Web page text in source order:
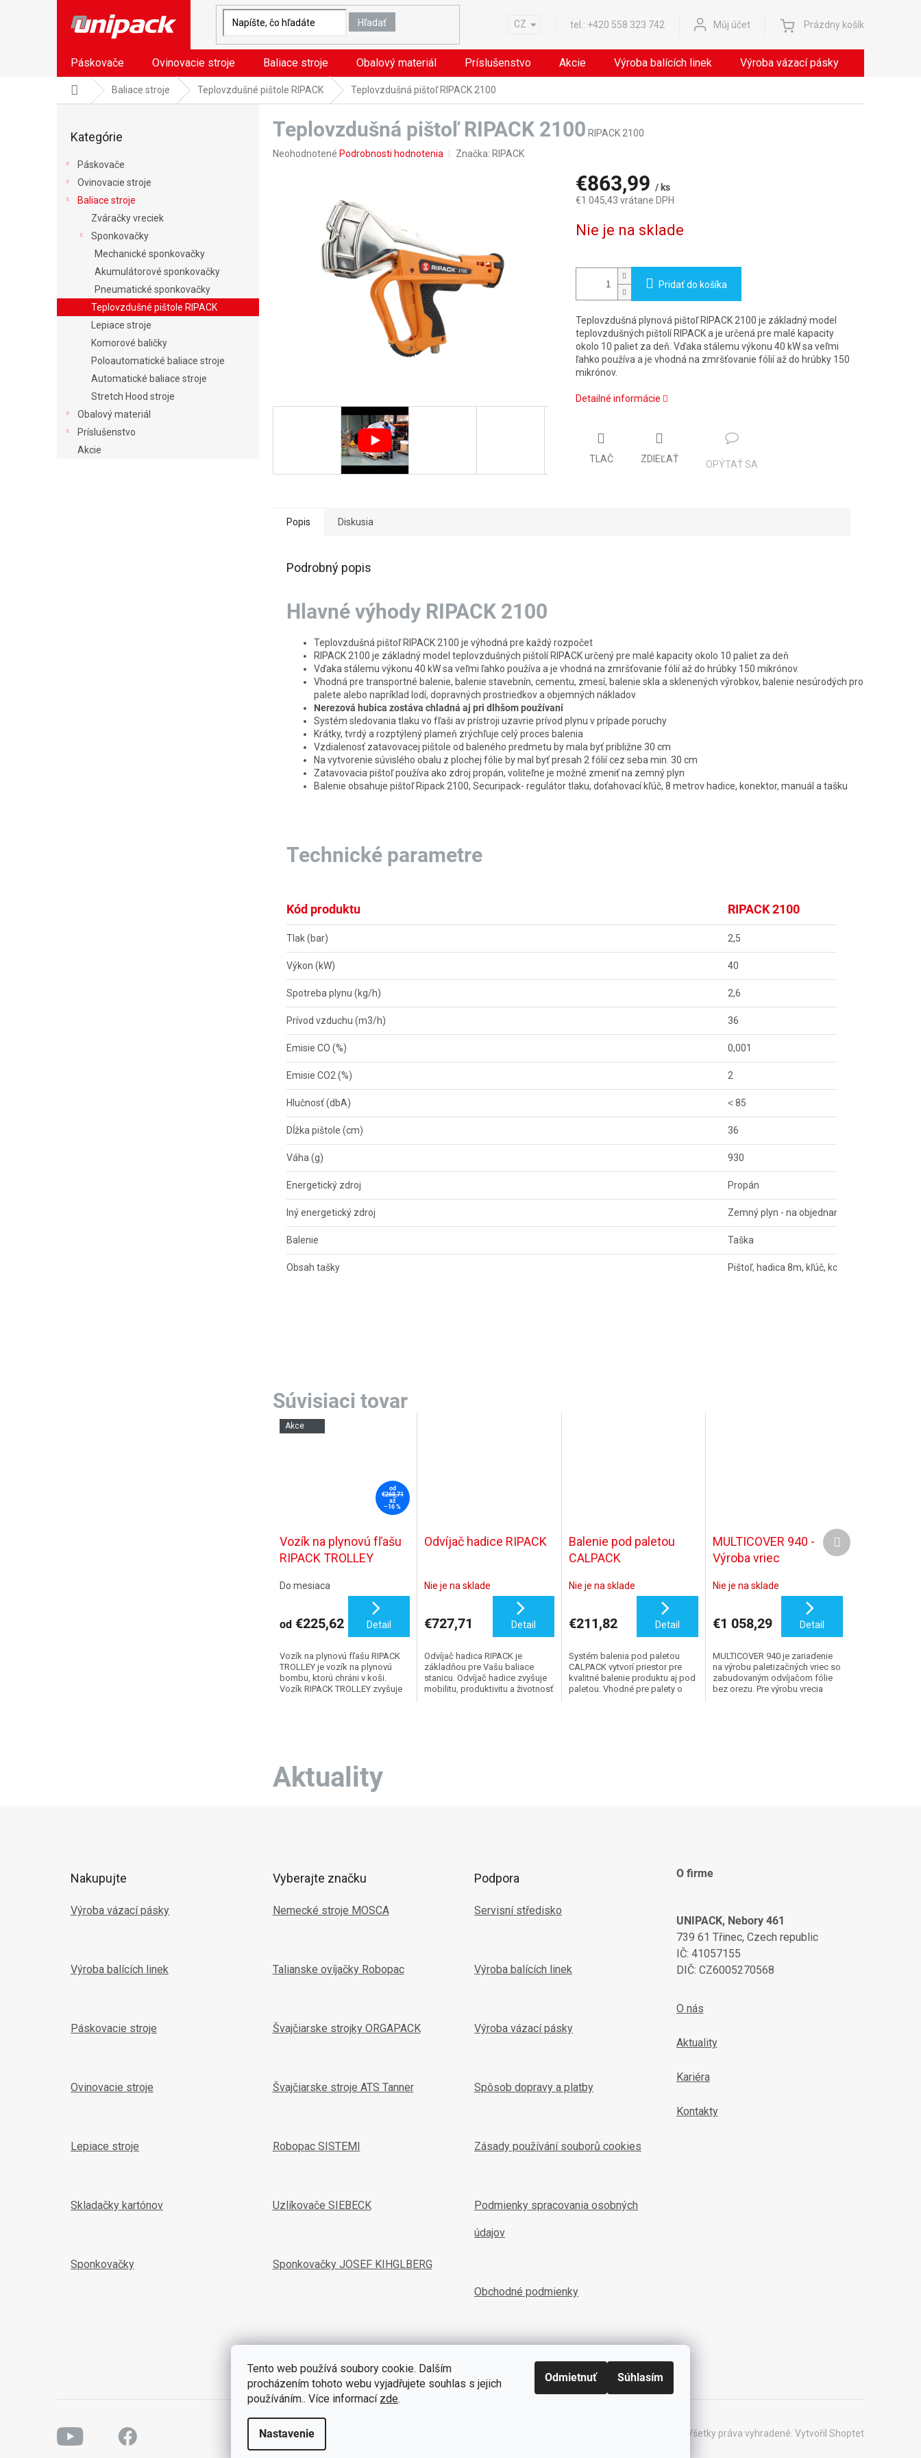
Tento web používá soubory cookie. Dalším
procházením tohoto webu vyjadřujete souhlas s jejich
používáním.. Více informací zde.
Nastavenie
Odmietnuť Súhlasím
Hľadať CZ tel.: +420 558 323 742 Můj účet
Nákupný
Prázdny košík
Páskovače Ovinovacie stroje Baliace stroje Obalový materiál Príslušenstvo Akcie Výroba balících linek Výroba vázací pásky
DomovBaliace stroje Teplovzdušné pištole RIPACK Teplovzdušná pištoľ RIPACK 2100
kategórie
Kategórie
Páskovače
Ovinovacie stroje
Baliace stroje
Zváračky vreciek
Sponkovačky
Mechanické sponkovačky
Akumulátorové sponkovačky
Pneumatické sponkovačky
Teplovzdušné pištole RIPACK
Lepiace stroje
Komorové baličky
Poloautomatické baliace stroje
Automatické baliace stroje
Stretch Hood stroje
Obalový materiál
Príslušenstvo
Akcie
Teplovzdušná pištoľ RIPACK 2100 RIPACK 2100
Priemerné
Neohodnotené Podrobnosti hodnotenia Značka: RIPACK
€863,99 / ks
€1 045,43 vrátane DPH
cena:
Nie je na sklade
Pridať do košíka
Teplovzdušná plynová pištoľ RIPACK 2100 je základný model
teplovzdušných pištolí RIPACK a je určená pre malé kapacity
okolo 10 paliet za deň. Vďaka stálemu výkonu 40 kW sa veľmi
ľahko používa a je vhodná na zmršťovanie fólií až do hrúbky 150
mikrónov.
Detailné informácie
TLAČ ZDIEĽAŤ
OPÝTAŤ SA
Akce
od
€268,71
až
–16 %
Vozík na plynovú fľašu
RIPACK TROLLEY
Do mesiaca
od €225,62 Detail
Vozík na plynovú fľašu RIPACK
TROLLEY je vozík na plynovú
bombu, ktorú chráni v koši.
Vozík RIPACK TROLLEY zvyšuje
Odvíjač hadice RIPACK
Nie je na sklade
€727,71 Detail
Odvíjač hadica RIPACK je
základňou pre Vašu baliace
stanicu. Odvíjač hadice zvyšuje
mobilitu, produktivitu a životnosť
Balenie pod paletou
CALPACK
Nie je na sklade
€211,82 Detail
Systém balenia pod paletou
CALPACK vytvorí priestor pre
kvalitné balenie produktu aj pod
paletou. Vhodné pre palety o
MULTICOVER 940 -
Výroba vriec
Nie je na sklade
€1 058,29 Detail
MULTICOVER 940 je zariadenie
na výrobu paletizačných vriec so
zabudovaným odvíjačom fólie
bez orezu. Pre výrobu vrecia
Ďalší
produkt
Popis Diskusia
Podrobný popis
Hlavné výhody RIPACK 2100
Teplovzdušná pištoľ RIPACK 2100 je výhodná pre každý rozpočet
RIPACK 2100 je základný model teplovzdušných pištolí RIPACK určený pre malé kapacity okolo 10 paliet za deň
Vďaka stálemu výkonu 40 kW sa veľmi ľahko používa a je vhodná na zmršťovanie fólií až do hrúbky 150 mikrónov.
Vhodná pre transportné balenie, balenie stavebnín, cementu, zmesí, balenie skla a sklenených výrobkov, balenie nesúrodých produktov na
palete alebo napríklad lodí, dopravných prostriedkov a objemných nákladov
Nerezová hubica zostáva chladná aj pri dlhšom používaní
Systém sledovania tlaku vo fľaši av prístroji uzavrie prívod plynu v prípade poruchy
Krátky, tvrdý a rozptýlený plameň zrýchľuje celý proces balenia
Vzdialenosť zatavovacej pištole od baleného predmetu by mala byť približne 30 cm
Na vytvorenie súvislého obalu z plochej fólie by mal byť presah 2 fólií cez seba min. 30 cm
Zatavovacia pištoľ používa ako zdroj propán, voliteľne je možné zmeniť na zemný plyn
Balenie obsahuje pištoľ Ripack 2100, Securipack- regulátor tlaku, doťahovací kľúč, 8 metrov hadice, konektor, manuál a tašku
Technické parametre
Kód produktu RIPACK 2100
Tlak (bar) 2,5
Výkon (kW) 40
Spotreba plynu (kg/h) 2,6
Prívod vzduchu (m3/h) 36
Emisie CO (%) 0,001
Emisie CO2 (%) 2
Hlučnosť (dbA) ˂ 85
Dĺžka pištole (cm) 36
Váha (g) 930
Energetický zdroj Propán
Iný energetický zdroj Zemný plyn - na objednanie
Balenie Taška
Obsah tašky Pištoľ, hadica 8m, kľúč, konektor, regulátor
Aktuality
Nakupujte
Výroba vázací pásky
Výroba balících linek
Páskovacie stroje
Ovinovacie stroje
Lepiace stroje
Skladačky kartónov
Sponkovačky
Vyberajte značku
Nemecké stroje MOSCA
Talianske ovíjačky Robopac
Švajčiarske strojky ORGAPACK
Švajčiarske stroje ATS Tanner
Robopac SISTEMI
Uzlíkovače SIEBECK
Sponkovačky JOSEF KIHGLBERG
Podpora
Servisní středisko
Výroba balících linek
Výroba vázací pásky
Spôsob dopravy a platby
Zásady používání souborů cookies
Podmienky spracovania osobných
údajov
Obchodné podmienky
O firme
UNIPACK, Nebory 461
739 61 Třinec, Czech republic
IČ: 41057155
DIČ: CZ6005270568
O nás
Aktuality
Kariéra
Kontakty
YouTube Facebook . Všetky práva vyhradené. Vytvořil Shoptet